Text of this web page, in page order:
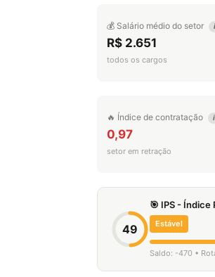
💰 Salário médio do setor i
R$ 2.651
todos os cargos
🔥 Índice de contratação i
0,97
setor em retração
49
🎯 IPS - Índice
Estável
Saldo: -470 •